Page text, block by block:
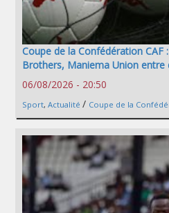
Coupe de la Confédération
Brothers, Maniema Union
06/08/2026 - 20:50
Sport, Actualité / Coupe de la